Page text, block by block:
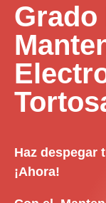
Grado
Haz despegar
¡Ahora!